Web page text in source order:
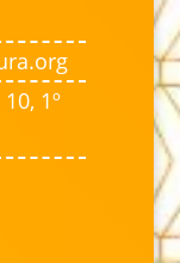
1º